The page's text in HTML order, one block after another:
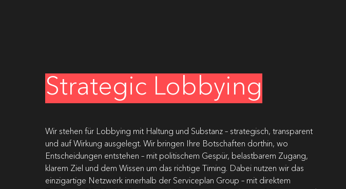
Strategic Lobbying
Wir stehen für Lobbying mit Haltung und Substanz – strategisch, transparent
und auf Wirkung ausgelegt. Wir bringen Ihre Botschaften dorthin, wo
Entscheidungen entstehen – mit politischem Gespür, belastbarem Zugang,
klarem Ziel und dem Wissen um das richtige Timing. Dabei nutzen wir das
einzigartige Netzwerk innerhalb der Serviceplan Group – mit direktem